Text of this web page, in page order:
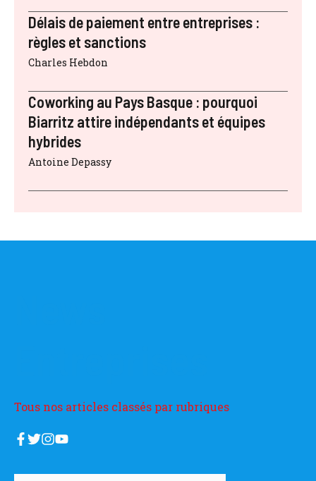
Délais de paiement entre entreprises :
règles et sanctions
Charles Hebdon
Coworking au Pays Basque : pourquoi
Biarritz attire indépendants et équipes
hybrides
Antoine Depassy
Tous nos articles classés par rubriques